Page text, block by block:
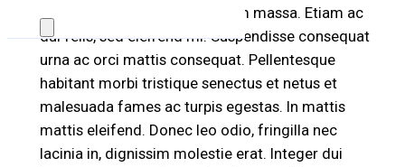
bibendum. Donec eget aliquam massa. Etiam ac
dui felis, sed eleifend mi. Suspendisse consequat
urna ac orci mattis consequat. Pellentesque
habitant morbi tristique senectus et netus et
malesuada fames ac turpis egestas. In mattis
mattis eleifend. Donec leo odio, fringilla nec
lacinia in, dignissim molestie erat. Integer dui